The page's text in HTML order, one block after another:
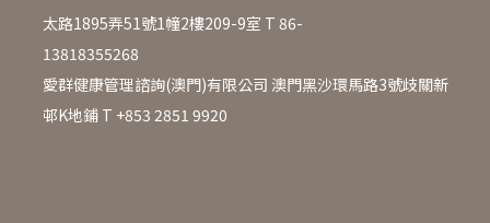
太路1895弄51號1幢2樓209-9室 T 86-
13818355268
愛群健康管理諮詢(澳門)有限公司 澳門黑沙環馬路3號歧關新
邨K地鋪 T +853 2851 9920